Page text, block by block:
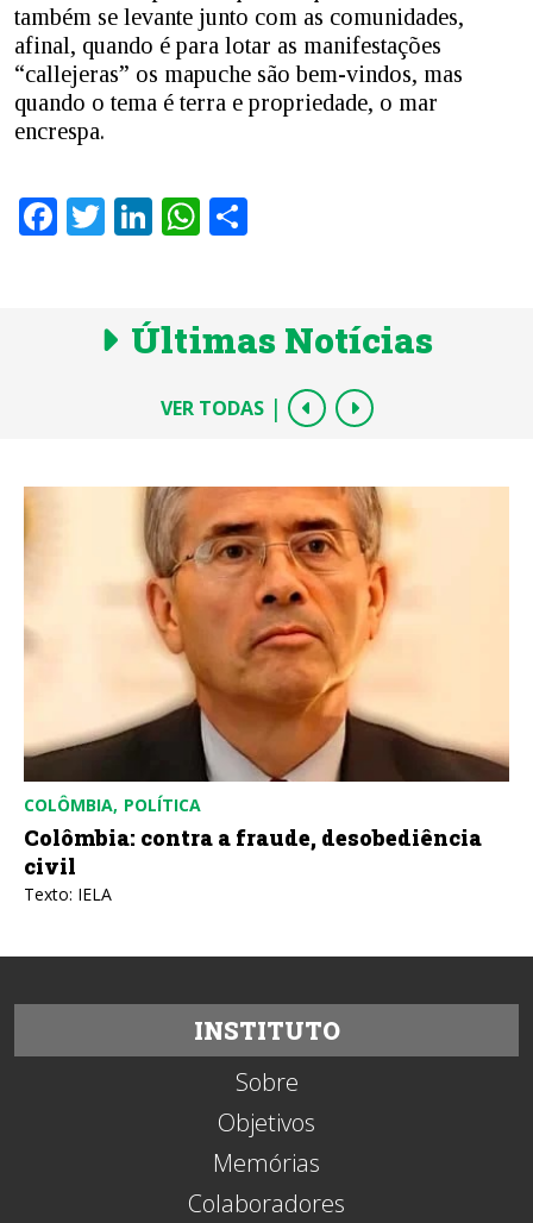
também se levante junto com as comunidades,
afinal, quando é para lotar as manifestações
“callejeras” os mapuche são bem-vindos, mas
quando o tema é terra e propriedade, o mar
encrespa.
Facebook
Twitter
LinkedInWhatsApp
Últimas Notícias
VER TODAS |
COLÔMBIA POLÍTICA
Colômbia: contra a fraude, desobediência
civil
Texto: IELA
INSTITUTO
Sobre
Objetivos
Memórias
Colaboradores